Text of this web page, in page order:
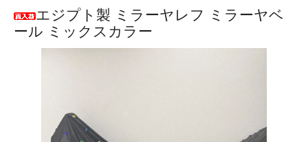
エジプト製 ミラーヤレフ ミラーヤベ
ール ミックスカラー